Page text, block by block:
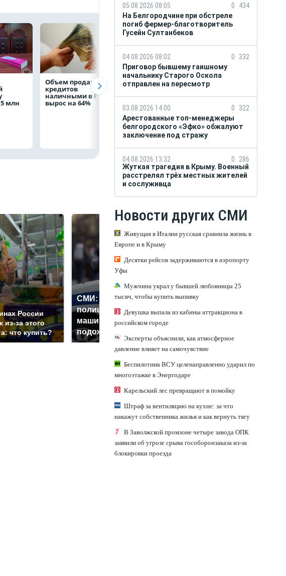
млн
Объем продаж
кредитов
наличными в России
вырос на 64%
Рефинансирование
кредитов в первом
полугодии 2026 года белгородского
водоканала 122,8
млн в пользу ФРТ
России
из-за этого
что купить?
СМИ: В Химках на
полицейскую
машину напали и
подожгли.
Где будет встреча
05.08.2026 08:05 0
434
На Белгородчине при обстреле
погиб фермер-благотворитель
Гусейн Султанбеков
04.08.2026 08:02 0
332
Приговор бывшему гаишному
начальнику Старого Оскола
отправлен на пересмотр
03.08.2026 14:00 0
322
Арестованные топ-менеджеры
белгородского «Эфко» обжалуют
заключение под стражу
04.08.2026 13:32 0
286
Жуткая трагедия в Крыму. Военный
расстрелял трёх местных жителей
и сослуживца
Новости других СМИ
Живущая в Италии русская сравнила жизнь в
Европе и в Крыму
Десятки рейсов задерживаются в аэропорту
Уфы
Мужчина украл у бывшей любовницы 25
тысяч, чтобы купить выпивку
Девушка выпала из кабины аттракциона в
российском городе
Эксперты объяснили, как атмосферное
давление влияет на самочувствие
Беспилотник ВСУ целенаправленно ударил по
многоэтажке в Энергодаре
Карельский лес превращают в помойку
Штраф за вентиляцию на кухне: за что
накажут собственника жилья и как вернуть тягу
В Заволжской промзоне четыре завода ОПК
заявили об угрозе срыва гособоронзаказа из-за
блокировки проезда